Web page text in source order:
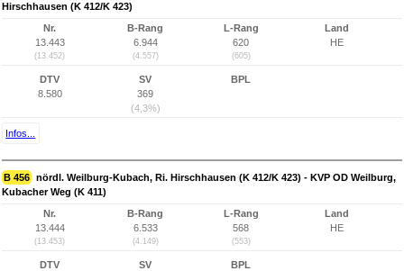
Hirschhausen (K 412/K 423)
Nr.
13.443
(13.452)
B-Rang
6.944
(4.557)
L-Rang
620
(605)
Land
HE
DTV
8.580
SV
369
(4,3%)
BPL
Infos...
B 456 nördl. Weilburg-Kubach, Ri. Hirschhausen (K 412/K 423) - KVP OD Weilburg,
Kubacher Weg (K 411)
Nr.
13.444
(13.453)
B-Rang
6.533
(4.149)
L-Rang
568
(553)
Land
HE
DTV
SV
BPL